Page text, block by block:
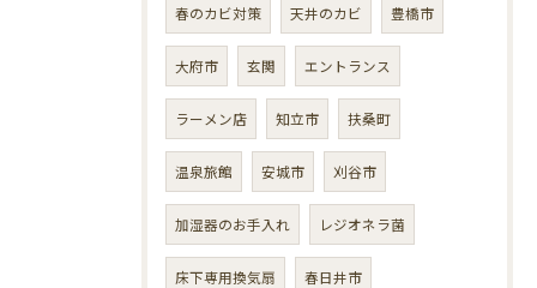
春のカビ対策 天井のカビ 豊橋市
大府市 玄関 エントランス
ラーメン店 知立市 扶桑町
温泉旅館 安城市 刈谷市
加湿器のお手入れ レジオネラ菌
床下専用換気扇 春日井市